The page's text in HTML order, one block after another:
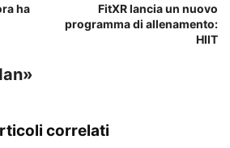
ha
FitXR lancia un nuovo
programma di allenamento:
HIIT
correlati